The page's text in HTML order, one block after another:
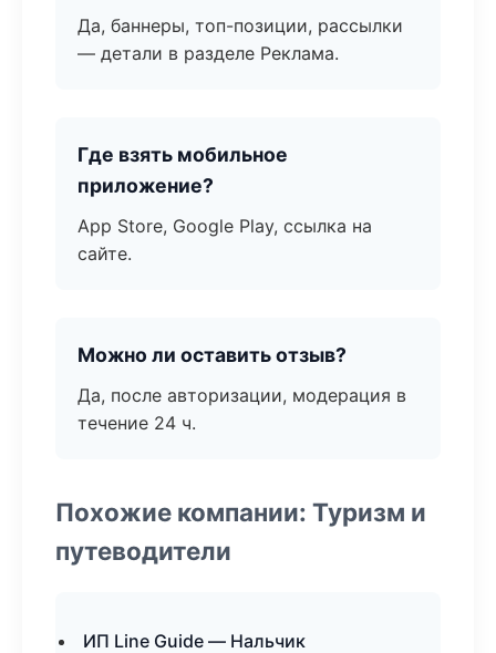
Да, баннеры, топ-позиции, рассылки
— детали в разделе Реклама.
Где взять мобильное
приложение?
App Store, Google Play, ссылка на
сайте.
Можно ли оставить отзыв?
Да, после авторизации, модерация в
течение 24 ч.
Похожие компании: Туризм и
путеводители
ИП Line Guide — Нальчик